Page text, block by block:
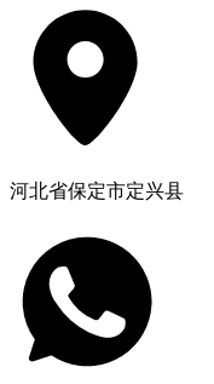
河北省保定市定兴县